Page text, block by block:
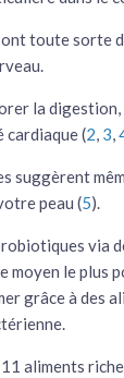
toute sorte
la
cardiaque (2, 3,
suggèrent
peau (5).
via
moyen le plus
grâce à des
aliments